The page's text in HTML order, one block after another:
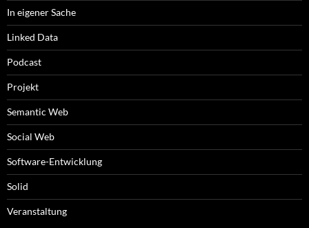
In eigener Sache
Linked Data
Podcast
Projekt
Semantic Web
Social Web
Software-Entwicklung
Solid
Veranstaltung